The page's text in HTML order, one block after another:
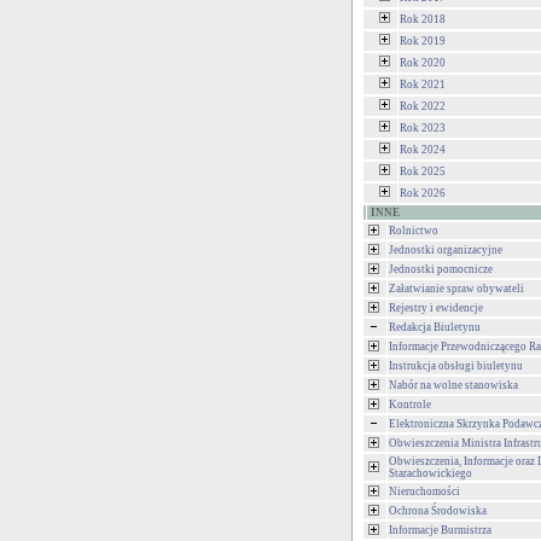
Rok 2018
Rok 2019
Rok 2020
Rok 2021
Rok 2022
Rok 2023
Rok 2024
Rok 2025
Rok 2026
INNE
Rolnictwo
Jednostki organizacyjne
Jednostki pomocnicze
Załatwianie spraw obywateli
Rejestry i ewidencje
Redakcja Biuletynu
Informacje Przewodniczącego
Instrukcja obsługi biuletynu
Nabór na wolne stanowiska
Kontrole
Elektroniczna Skrzynka
Obwieszczenia Ministra
Obwieszczenia, Informacje oraz
Starachowickiego
Nieruchomości
Ochrona Środowiska
Informacje Burmistrza